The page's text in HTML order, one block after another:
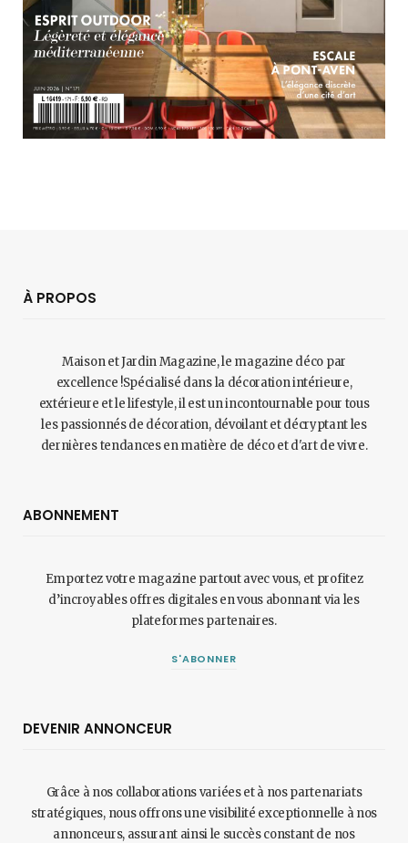
À PROPOS
Maison et Jardin Magazine, le magazine déco par
excellence !Spécialisé dans la décoration intérieure,
extérieure et le lifestyle, il est un incontournable pour tous
les passionnés de décoration, dévoilant et décryptant les
dernières tendances en matière de déco et d'art de vivre.
ABONNEMENT
Emportez votre magazine partout avec vous, et profitez
d’incroyables offres digitales en vous abonnant via les
plateformes partenaires.
S'ABONNER
DEVENIR ANNONCEUR
Grâce à nos collaborations variées et à nos partenariats
stratégiques, nous offrons une visibilité exceptionnelle à nos
annonceurs, assurant ainsi le succès constant de nos